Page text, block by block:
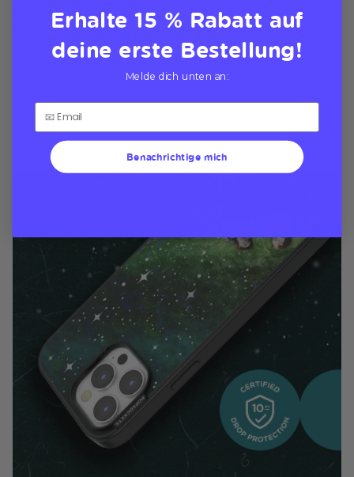
MagSafe-Zubehör lässt sich leicht austauschen,
sodass Sie alle Ihre Seiten zeigen können
Erhalte 15 % Rabatt auf
deine erste Bestellung!
Melde dich unten an:
Benachrichtige mich